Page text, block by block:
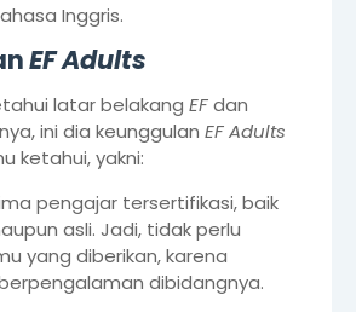
Inggris.
EF Adults
latar belakang EFdan
ini dia keunggulan EF Adults
ketahui, yakni:
pengajar tersertifikasi, baik
asli. Jadi, tidak perlu
yang diberikan, karena
dibidangnya.